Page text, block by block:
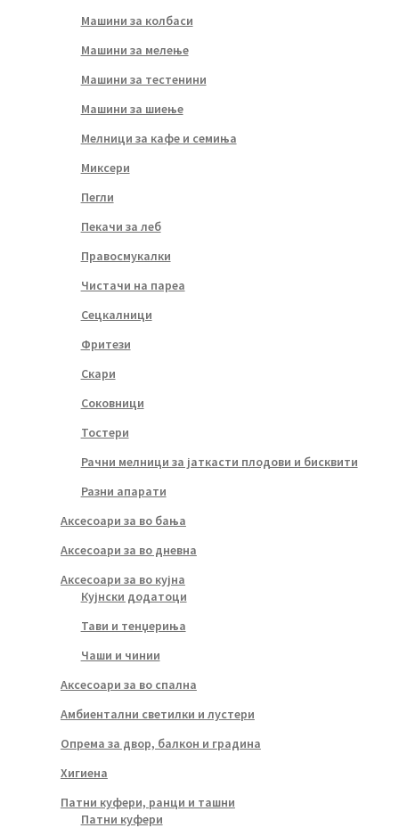
Машини за колбаси
Машини за мелење
Машини за тестенини
Машини за шиење
Мелници за кафе и семиња
Миксери
Пегли
Пекачи за леб
Правосмукалки
Чистачи на пареа
Сецкалници
Фритези
Скари
Соковници
Тостери
Рачни мелници за јаткасти плодови и бисквити
Разни апарати
Аксесоари за во бања
Аксесоари за во дневна
Аксесоари за во кујна
Кујнски додатоци
Тави и тенџериња
Чаши и чинии
Аксесоари за во спална
Амбиентални светилки и лустери
Опрема за двор, балкон и градина
Хигиена
Патни куфери, ранци и ташни
Патни куфери